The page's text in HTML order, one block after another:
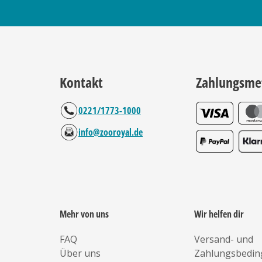
Kontakt
0221/1773-1000
info@zooroyal.de
Mehr von uns
FAQ
Über uns
Wir helfen dir
Versand- und